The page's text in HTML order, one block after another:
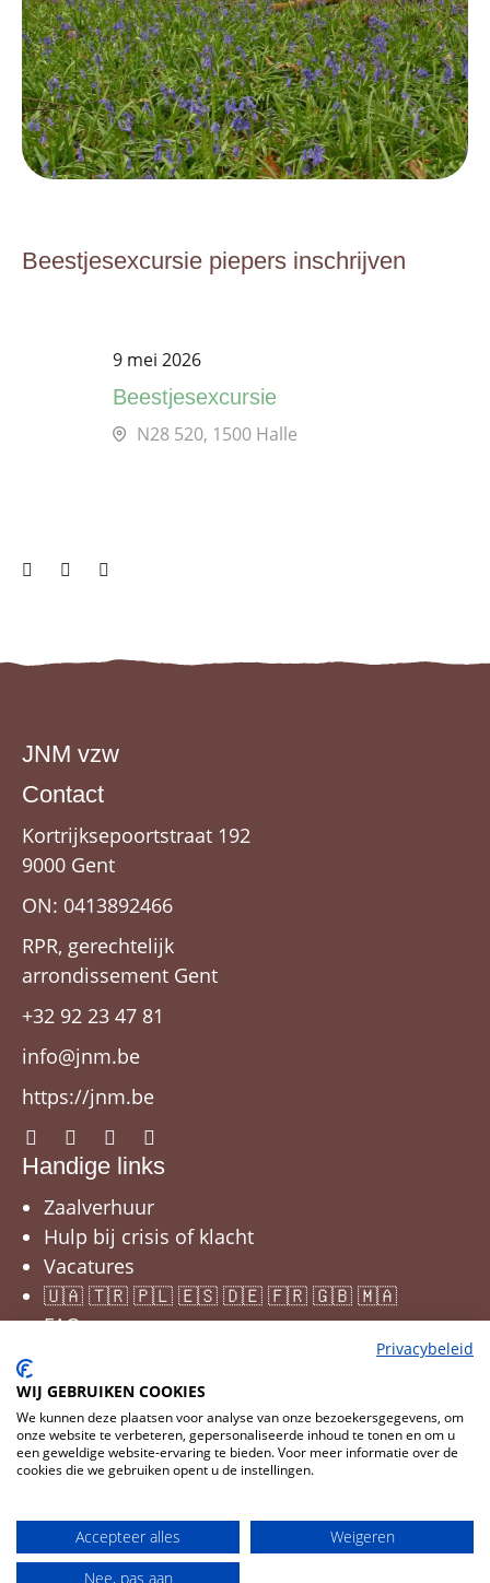
Beestjesexcursie piepers inschrijven
9 mei 2026
Beestjesexcursie
N28 520, 1500 Halle
JNM vzw
Contact
Kortrijksepoortstraat 192
9000 Gent
ON: 0413892466
RPR, gerechtelijk
arrondissement Gent
+32 92 23 47 81
info@jnm.be
https://jnm.be
Handige links
Zaalverhuur
Hulp bij crisis of klacht
Vacatures
🇺🇦 🇹🇷 🇵🇱 🇪🇸 🇩🇪 🇫🇷 🇬🇧 🇲🇦
FAQ
CMS Cookies Privacy Disclaimer
Privacybeleid
WIJ GEBRUIKEN COOKIES
We kunnen deze plaatsen voor analyse van onze bezoekersgegevens, om
onze website te verbeteren, gepersonaliseerde inhoud te tonen en om u
een geweldige website-ervaring te bieden. Voor meer informatie over de
cookies die we gebruiken opent u de instellingen.
Accepteer alles
Weigeren
Nee, pas aan